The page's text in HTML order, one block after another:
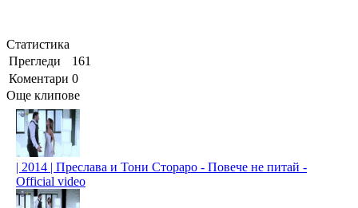
Статистика
Прегледи
161
Коментари 0
Още клипове
| 2014 | Преслава и Тони Стораро - Повече не питай -
Official video